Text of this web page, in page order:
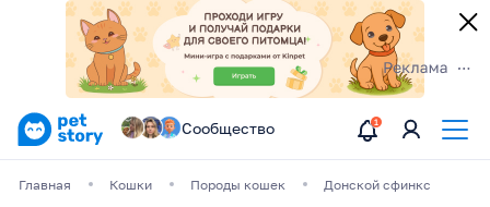
Сообщество
Главная Кошки Породы кошек Донской сфинкс